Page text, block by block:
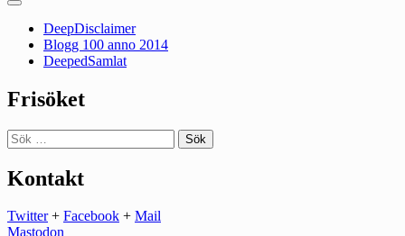
Primär
DeepDisclaimer
Blogg 100 anno 2014
DeepedSamlat
Frisöket
Sök
efter:
Kontakt
Twitter+ Facebook + Mail
Mastodon